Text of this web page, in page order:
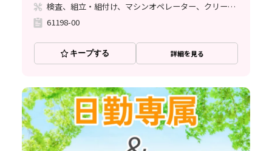
検査、組立・組付け、マシンオペレーター、クリーンルーム、立ち作業
61198-00
キープする 詳細を見る